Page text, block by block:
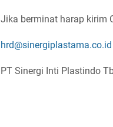
Jika berminat harap kirim
hrd@sinergiplastama.co.id
PT Sinergi Inti Plastindo